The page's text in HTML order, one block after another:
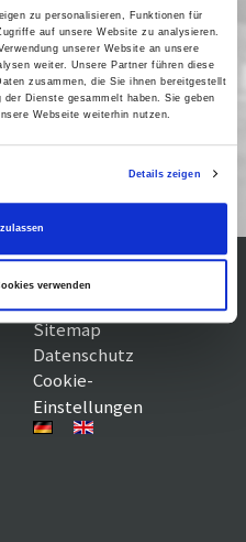
zu personalisieren, Funktionen für
auf unsere Website zu analysieren.
unserer Website an unsere
weiter. Unsere Partner führen diese
zusammen, die Sie ihnen bereitgestellt
Dienste gesammelt haben. Sie geben
Webseite weiterhin nutzen.
Details zeigen
verwenden
Filmreihe:
Impressum
Sitemap
Datenschutz
Cookie-
Einstellungen